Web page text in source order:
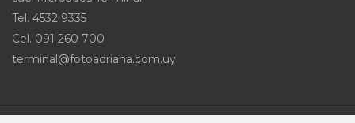
Tel. 4532 9335
Cel. 091 260 700
terminal@fotoadriana.com.uy